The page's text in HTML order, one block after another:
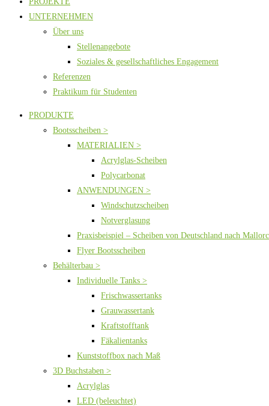
UNTERNEHMEN
Über uns
Stellenangebote
Soziales & gesellschaftliches Engagement
Referenzen
Praktikum für Studenten
PRODUKTE
Bootsscheiben >
MATERIALIEN >
Acrylglas-Scheiben
Polycarbonat
ANWENDUNGEN >
Windschutzscheiben
Notverglasung
Praxisbeispiel – Scheiben von Deutschland nach
Flyer Bootsscheiben
Behälterbau >
Individuelle Tanks >
Frischwassertanks
Grauwassertank
Kraftstofftank
Fäkalientanks
Kunststoffbox nach Maß
3D Buchstaben >
Acrylglas
LED (beleuchtet)